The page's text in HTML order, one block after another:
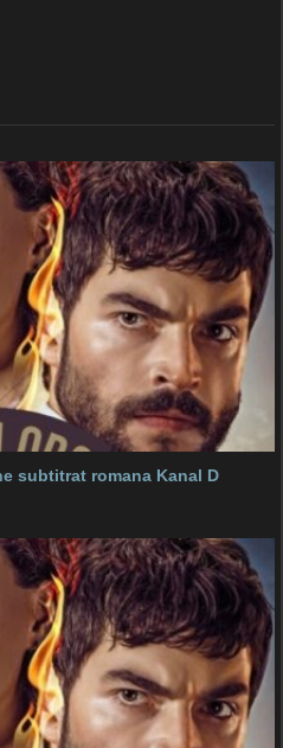
subtitrat romana Kanal D